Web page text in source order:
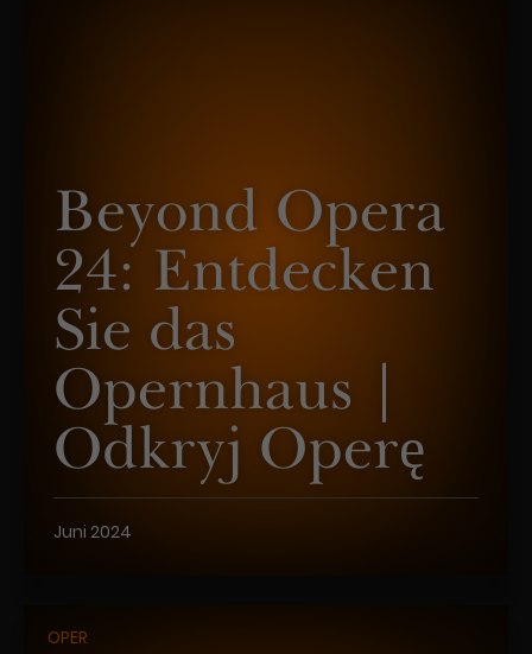
Beyond Opera
24: Entdecken
Sie das
Opernhaus |
Odkryj Operę
Juni 2024
OPER